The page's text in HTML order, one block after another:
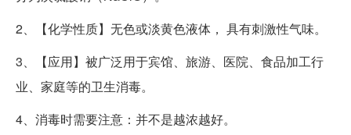
2、【化学性质】无色或淡黄色液体， 具有刺激性气味。
3、【应用】被广泛用于宾馆、旅游、医院、食品加工行
业、家庭等的卫生消毒。
4、消毒时需要注意：并不是越浓越好。